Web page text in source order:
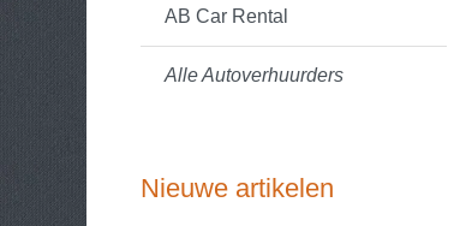
AB Car Rental
Alle Autoverhuurders
Nieuwe artikelen